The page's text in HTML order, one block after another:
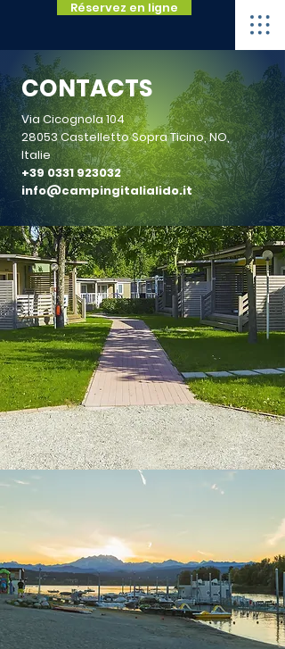
Réservez en ligne
CONTACTS
Via Cicognola 104
28053 Castelletto Sopra Ticino, NO,
Italie
+39 0331 923032
info@campingitalialido.it